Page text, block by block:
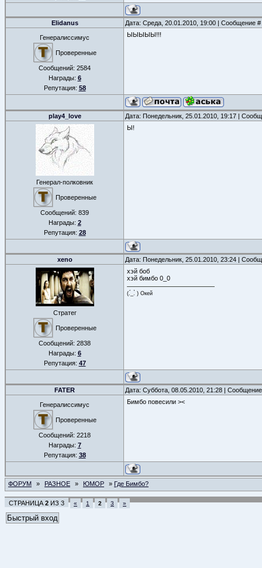
Elidanus Дата: Среда, 20.01.2010, 19:00 | Сообщение #
Генералиссимус
Проверенные
Сообщений: 2584
Награды: 6
Репутация: 58
ЫЫЫЫЫ!!!
play4_love Дата: Понедельник, 25.01.2010, 19:17 |
Генерал-полковник
Проверенные
Сообщений: 839
Награды: 2
Репутация: 28
Ы!
xeno Дата: Понедельник, 25.01.2010, 23:24 |
Стратег
Проверенные
Сообщений: 2838
Награды: 6
Репутация: 47
хэй боб
хэй бимбо 0_0
(.́_.̀ ) Окей
FATER Дата: Суббота, 08.05.2010, 21:28 |
Генералиссимус
Проверенные
Сообщений: 2218
Награды: 7
Репутация: 38
Бимбо повесили ><
ФОРУМ » РАЗНОЕ » ЮМОР » Где Бимбо?
СТРАНИЦА 2 ИЗ 3 « 1 2 3 »